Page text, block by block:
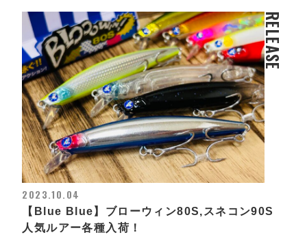
RELEASE
2023.10.04
【Blue Blue】ブローウィン80S,スネコン90S
人気ルアー各種入荷！